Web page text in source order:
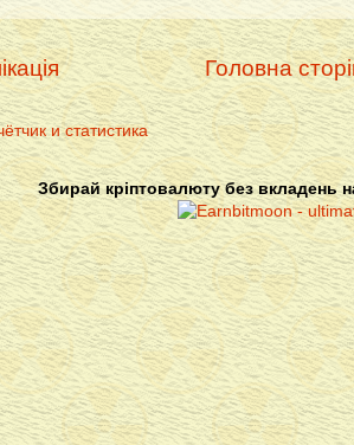
Головна
Збирай кріптовалюту без вкладень